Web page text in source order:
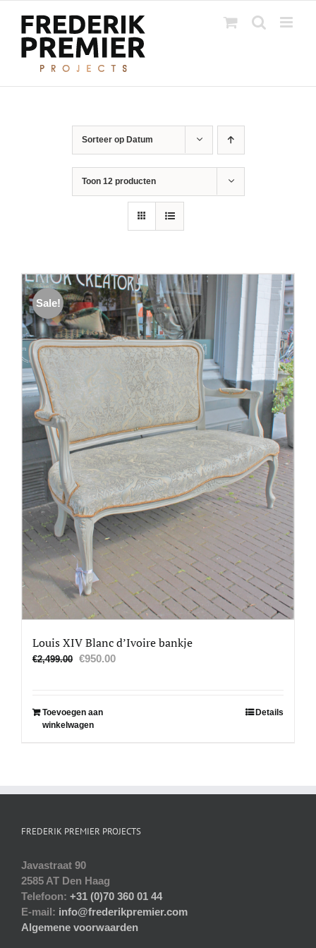
inhoud
Sorteer op Datum
Toon 12 producten
Sale!
Louis XIV Blanc d’Ivoire bankje
€2,499.00 Oorspronkelijke
€950.00Huidige
Toevoegen aan
winkelwagen
Details
FREDERIK PREMIER PROJECTS
Javastraat 90
2585 AT Den Haag
Telefoon: +31 (0)70 360 01 44
E-mail: info@frederikpremier.com
Algemene voorwaarden